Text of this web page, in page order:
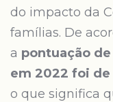
do impacto da
famílias. De
a pontuação
em 2022 foi de
o que significa